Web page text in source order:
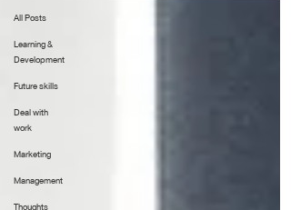
All Posts
Learning &
Development
Future skills
Deal with
work
Marketing
Management
Thoughts